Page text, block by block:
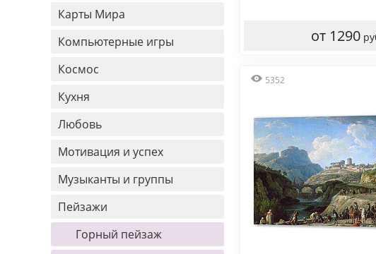
Карты Мира
Компьютерные игры
Космос
Кухня
Любовь
Мотивация и успех
Музыканты и группы
Пейзажи
Горный пейзаж
от 1290
5352